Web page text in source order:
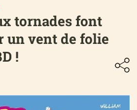
tornades font
un vent de folie
!